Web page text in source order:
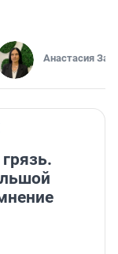
Анастасия